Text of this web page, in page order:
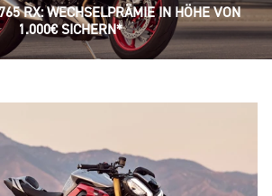
RX: WECHSELPRÄMIE IN HÖHE VON
1.000€ SICHERN*